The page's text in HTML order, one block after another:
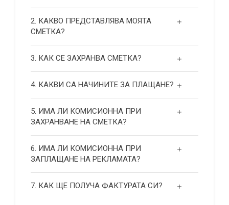
2. КАКВО ПРЕДСТАВЛЯВА МОЯТА
СМЕТКА?
3. КАК СЕ ЗАХРАНВА СМЕТКА?
4. КАКВИ СА НАЧИНИТЕ ЗА ПЛАЩАНЕ?
5. ИМА ЛИ КОМИСИОННА ПРИ
ЗАХРАНВАНЕ НА СМЕТКА?
6. ИМА ЛИ КОМИСИОННА ПРИ
ЗАПЛАЩАНЕ НА РЕКЛАМАТА?
7. КАК ЩЕ ПОЛУЧА ФАКТУРАТА СИ?